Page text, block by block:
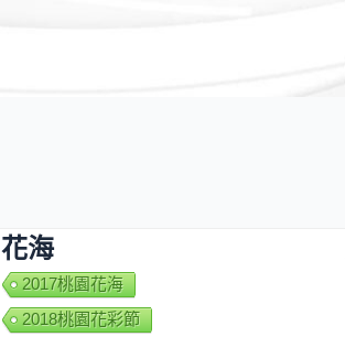
花海
2017桃園花海
2018桃園花彩節